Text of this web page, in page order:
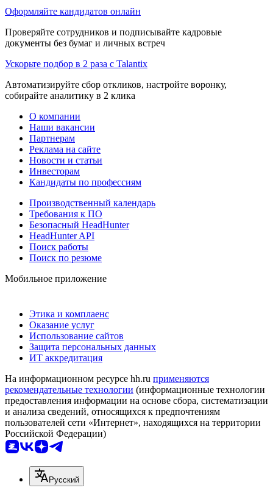
Оформляйте кандидатов онлайн
Проверяйте сотрудников и подписывайте кадровые
документы без бумаг и личных встреч
Ускорьте подбор в 2 раза с Talantix
Автоматизируйте сбор откликов, настройте воронку,
собирайте аналитику в 2 клика
О компании
Наши вакансии
Партнерам
Реклама на сайте
Новости и статьи
Инвесторам
Кандидаты по профессиям
Производственный календарь
Требования к ПО
Безопасный HeadHunter
HeadHunter API
Поиск работы
Поиск по резюме
Мобильное приложение
Этика и комплаенс
Оказание услуг
Использование сайтов
Защита персональных данных
ИТ аккредитация
На информационном ресурсе hh.ru применяются
рекомендательные технологии (информационные технологии
предоставления информации на основе сбора, систематизации
и анализа сведений, относящихся к предпочтениям
пользователей сети «Интернет», находящихся на территории
Российской Федерации)
Русский